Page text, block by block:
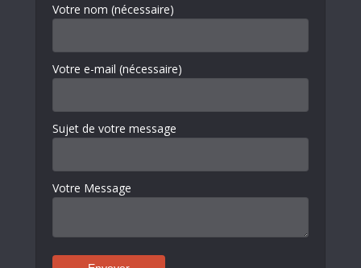
Votre nom (nécessaire)
Votre e-mail (nécessaire)
Sujet de votre message
Votre Message